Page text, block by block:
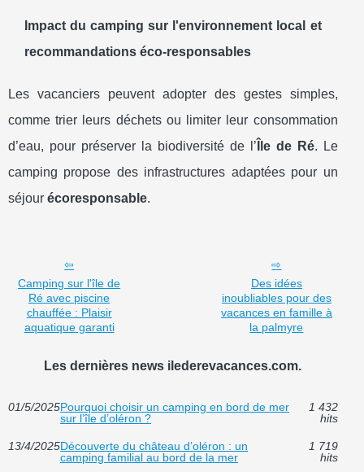
Impact du camping sur l'environnement local et
recommandations éco-responsables
Les vacanciers peuvent adopter des gestes simples,
comme trier leurs déchets ou limiter leur consommation
d’eau, pour préserver la biodiversité de l’ Île de Ré. Le
camping propose des infrastructures adaptées pour un
séjour écoresponsable.
Camping sur l'île de
Ré avec piscine
chauffée : Plaisir
aquatique garanti
Des idées
inoubliables pour des
vacances en famille à
la palmyre
Les dernières news ilederevacances.com.
01/5/2025Pourquoi choisir un camping en bord de mer
sur l’île d’oléron ?
1 432
hits
13/4/2025Découverte du château d’oléron : un
camping familial au bord de la mer
1 719
hits